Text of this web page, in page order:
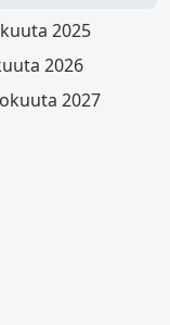
2025
2026
2027